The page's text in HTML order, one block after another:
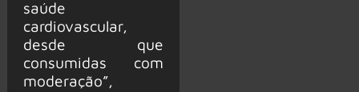
saúde
cardiovascular,
desde que
consumidas com
moderação”,